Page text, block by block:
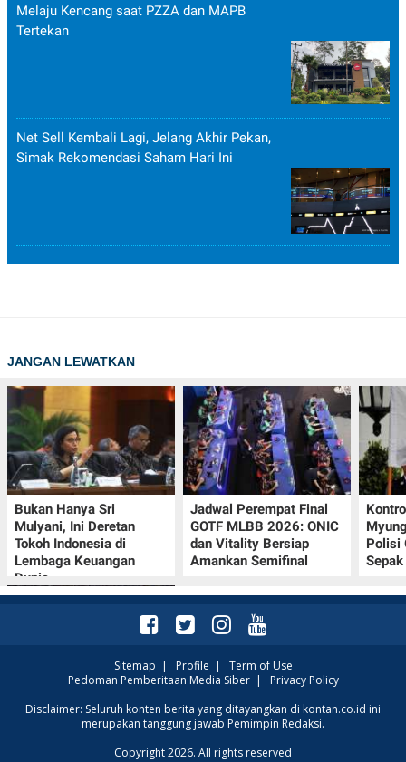
Melaju Kencang saat PZZA dan MAPB
Tertekan
Net Sell Kembali Lagi, Jelang Akhir Pekan,
Simak Rekomendasi Saham Hari Ini
JANGAN LEWATKAN
Bukan Hanya Sri
Mulyani, Ini Deretan
Tokoh Indonesia di
Lembaga Keuangan
Dunia
Jadwal Perempat Final
GOTF MLBB 2026: ONIC
dan Vitality Bersiap
Amankan Semifinal
Polisi
Klasemen Grup A Piala
AFF 2026: Ini Skenario
Sitemap | Profile | Term of Use
Pedoman Pemberitaan Media Siber| Privacy Policy
Disclaimer: Seluruh konten berita yang ditayangkan di kontan.co.id ini
merupakan tanggung jawab Pemimpin Redaksi.
Copyright 2026. All rights reserved